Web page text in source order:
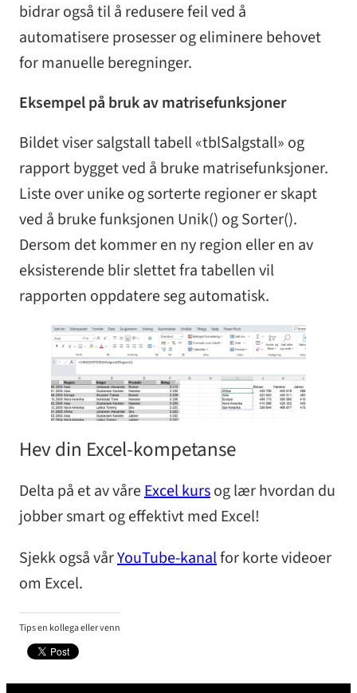
bidrar også til å redusere feil ved å
automatisere prosesser og eliminere behovet
for manuelle beregninger.
Eksempel på bruk av matrisefunksjoner
Bildet viser salgstall tabell «tblSalgstall» og
rapport bygget ved å bruke matrisefunksjoner.
Liste over unike og sorterte regioner er skapt
ved å bruke funksjonen Unik() og Sorter().
Dersom det kommer en ny region eller en av
eksisterende blir slettet fra tabellen vil
rapporten oppdatere seg automatisk.
Hev din Excel-kompetanse
Delta på et av våreExcel kursog lær hvordan du
jobber smart og effektivt med Excel!
Sjekk også vårYouTube-kanalfor korte videoer
om Excel.
Tips en kollega eller venn